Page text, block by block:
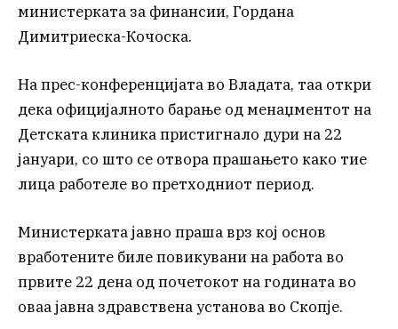
министерката за финансии, Гордана
Димитриеска-Кочоска.
На прес-конференцијата во Владата, таа откри
дека официјалното барање од менаџментот на
Детската клиника пристигнало дури на 22
јануари, со што се отвора прашањето како тие
лица работеле во претходниот период.
Министерката јавно праша врз кој основ
вработените биле повикувани на работа во
првите 22 дена од почетокот на годината во
оваа јавна здравствена установа во Скопје.